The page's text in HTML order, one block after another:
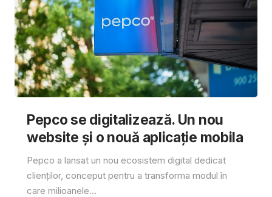
Pepco se digitalizează. Un nou
website și o nouă aplicație mobila
Pepco a lansat un nou ecosistem digital dedicat
clienților, conceput pentru a transforma modul în
care milioanele...